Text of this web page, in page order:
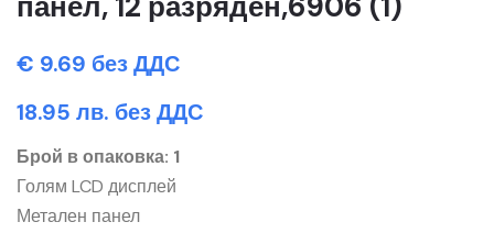
€ 9.69 без ДДС
18.95 лв. без ДДС
Брой в опаковка: 1
Голям LCD дисплей
Метален панел